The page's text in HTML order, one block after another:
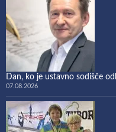
Dan, ko je ustavno sodišče
07.08.2026